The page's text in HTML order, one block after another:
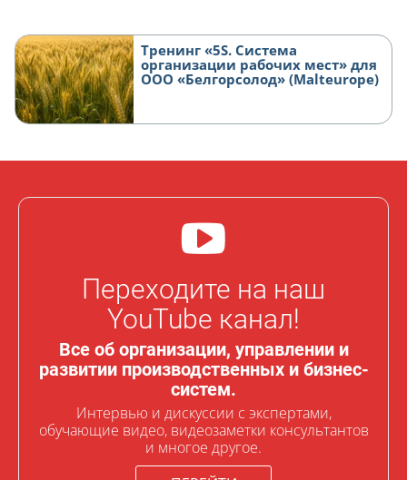
Тренинг «5S. Система
организации рабочих мест» для
ООО «Белгорсолод» (Malteurope)
Переходите на наш
YouTube канал!
Все об организации, управлении и
развитии производственных и бизнес-
систем.
Интервью и дискуссии с экспертами,
обучающие видео, видеозаметки консультантов
и многое другое.